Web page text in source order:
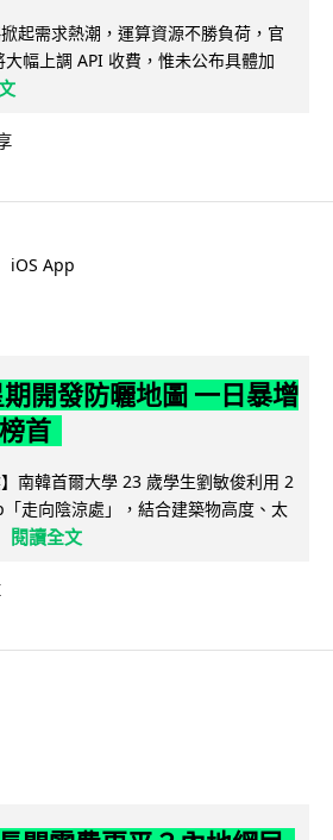
起需求熱潮，運算資源不勝負荷，官
幅上調 API 收費，惟未公布具體加
iOS App
開發防曬地圖 一日暴增
首
】南韓首爾大學 23 歲學生劉敏俊利用 2
走向陰涼處」，結合建築物高度、太
閱讀全文